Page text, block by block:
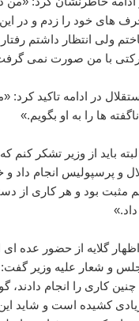
های خود را زدم و در
ولی انتظار داشتم
با من صورت نمی
در ادامه تاکید کرد:
ها را به او بگویم.»
باید از وزیر تشکر کنم
و پرسپولیس انجام داد و
مثبت بود و هر کاری از
گلایه از حضور عده ای
و شعار علیه وزیر گفت:
چنین کاری را انجام دادند،
کشیده است و شاید